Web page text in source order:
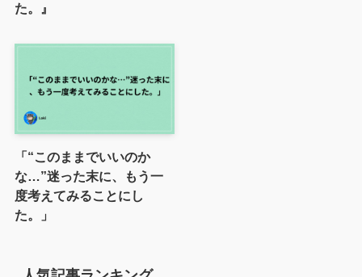
た。』
「“このままでいいのか
な…”迷った末に、もう一
度考えてみることにし
た。」